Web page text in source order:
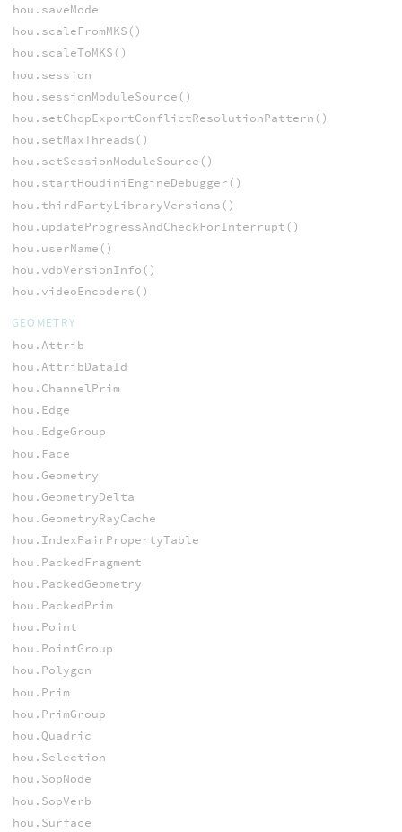
hou.saveMode
hou.scaleFromMKS()
hou.scaleToMKS()
hou.session
hou.sessionModuleSource()
hou.setChopExportConflictResolutionPattern()
hou.setMaxThreads()
hou.setSessionModuleSource()
hou.startHoudiniEngineDebugger()
hou.thirdPartyLibraryVersions()
hou.updateProgressAndCheckForInterrupt()
hou.userName()
hou.vdbVersionInfo()
hou.videoEncoders()
GEOMETRY
hou.Attrib
hou.AttribDataId
hou.ChannelPrim
hou.Edge
hou.EdgeGroup
hou.Face
hou.Geometry
hou.GeometryDelta
hou.GeometryRayCache
hou.IndexPairPropertyTable
hou.PackedFragment
hou.PackedGeometry
hou.PackedPrim
hou.Point
hou.PointGroup
hou.Polygon
hou.Prim
hou.PrimGroup
hou.Quadric
hou.Selection
hou.SopNode
hou.SopVerb
hou.Surface